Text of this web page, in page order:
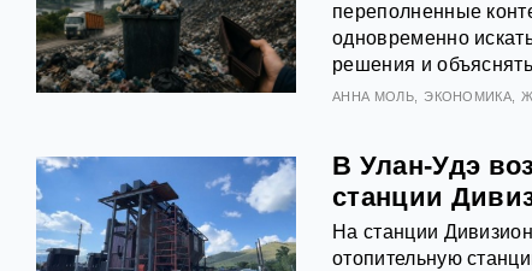
переполненные
одновременно
решения и
АННА МОЛЬ ЭКОНОМИКА
В Улан-Удэ
станции
На станции
отопительную